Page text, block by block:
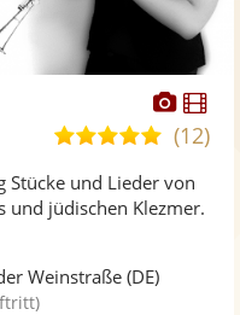
Fotos
5,0
5
(12)
Stücke und Lieder von
und jüdischen Klezmer.
Weinstraße(DE)